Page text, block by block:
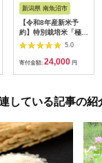
新潟県 南魚沼市
【令和8年産新米予
約】特別栽培米「極上
南魚沼産コシヒカリ」
（有機肥料、8割減農
薬栽培）玄米5ｋｇ
米】【2026年10月上
旬より1ヶ月以内に順
5.0
寄付金額: 24,000 円
している記事の紹